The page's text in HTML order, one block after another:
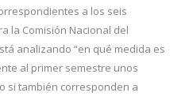
a los seis
la Comisión Nacional del
analizando “en qué medida es
al primer semestre unos
si también corresponden a